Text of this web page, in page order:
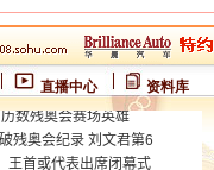
直播中心 资料库